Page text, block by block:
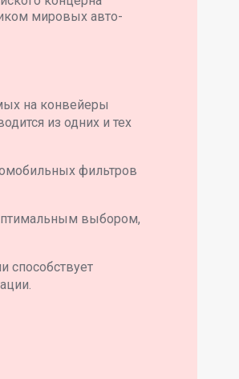
мировых авто-
на конвейеры
из одних и тех
фильтров
выбором,
способствует